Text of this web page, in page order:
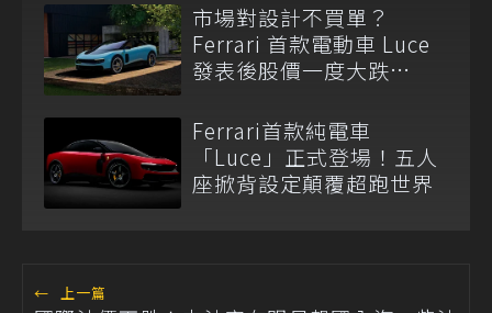
市場對設計不買單？
Ferrari 首款電動車 Luce
發表後股價一度大跌
Ferrari首款純電車
「Luce」正式登場！五人
座掀背設定顛覆超跑世界
← 上一篇